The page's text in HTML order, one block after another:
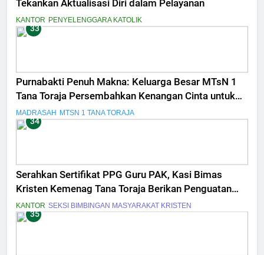
Tekankan Aktualisasi Diri dalam Pelayanan
KANTOR PENYELENGGARA KATOLIK
33
Purnabakti Penuh Makna: Keluarga Besar MTsN 1
Tana Toraja Persembahkan Kenangan Cinta untuk
Drs. Shabran Halim
MADRASAH MTSN 1 TANA TORAJA
34
Serahkan Sertifikat PPG Guru PAK, Kasi Bimas
Kristen Kemenag Tana Toraja Berikan Penguatan
Profesionalime dan Peningkatan Kompetensi
KANTOR SEKSI BIMBINGAN MASYARAKAT KRISTEN
35